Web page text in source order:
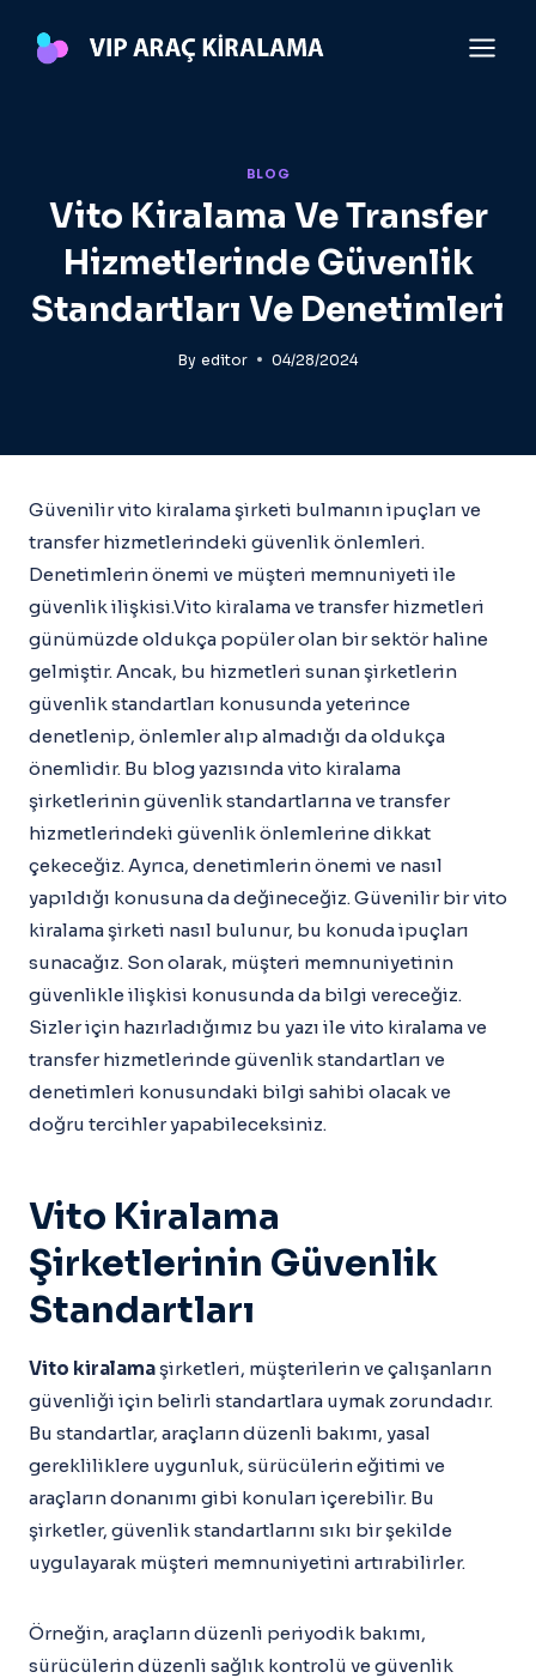
BLOG
Vito Kiralama Ve Transfer
Hizmetlerinde Güvenlik
Standartları Ve Denetimleri
By editor 04/28/2024
Güvenilir vito kiralama şirketi bulmanın ipuçları ve
transfer hizmetlerindeki güvenlik önlemleri.
Denetimlerin önemi ve müşteri memnuniyeti ile
güvenlik ilişkisi.Vito kiralama ve transfer hizmetleri
günümüzde oldukça popüler olan bir sektör haline
gelmiştir. Ancak, bu hizmetleri sunan şirketlerin
güvenlik standartları konusunda yeterince
denetlenip, önlemler alıp almadığı da oldukça
önemlidir. Bu blog yazısında vito kiralama
şirketlerinin güvenlik standartlarına ve transfer
hizmetlerindeki güvenlik önlemlerine dikkat
çekeceğiz. Ayrıca, denetimlerin önemi ve nasıl
yapıldığı konusuna da değineceğiz. Güvenilir bir vito
kiralama şirketi nasıl bulunur, bu konuda ipuçları
sunacağız. Son olarak, müşteri memnuniyetinin
güvenlikle ilişkisi konusunda da bilgi vereceğiz.
Sizler için hazırladığımız bu yazı ile vito kiralama ve
transfer hizmetlerinde güvenlik standartları ve
denetimleri konusundaki bilgi sahibi olacak ve
doğru tercihler yapabileceksiniz.
Vito Kiralama
Şirketlerinin Güvenlik
Standartları
Vito kiralamaşirketleri, müşterilerin ve çalışanların
güvenliği için belirli standartlara uymak zorundadır.
Bu standartlar, araçların düzenli bakımı, yasal
gerekliliklere uygunluk, sürücülerin eğitimi ve
araçların donanımı gibi konuları içerebilir. Bu
şirketler, güvenlik standartlarını sıkı bir şekilde
uygulayarak müşteri memnuniyetini artırabilirler.
Örneğin, araçların düzenli periyodik bakımı,
sürücülerin düzenli sağlık kontrolü ve güvenlik